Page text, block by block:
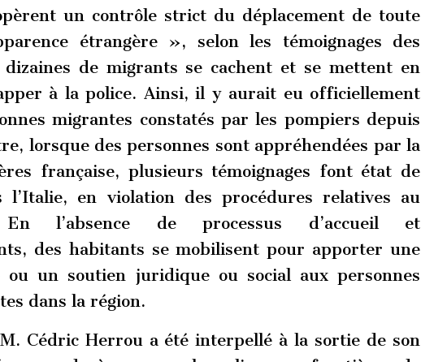
un contrôle strict du déplacement de toute
étrangère », selon les témoignages des
dizaines de migrants se cachent et se mettent en
à la police. Ainsi, il y aurait eu officiellement
migrantes constatés par les pompiers depuis
lorsque des personnes sont appréhendées par la
française, plusieurs témoignages font état de
l’Italie, en violation des procédures relatives au
l’absence de processus d’accueil et
des habitants se mobilisent pour apporter une
ou un soutien juridique ou social aux personnes
dans la région.
Cédric Herrou a été interpellé à la sortie de son